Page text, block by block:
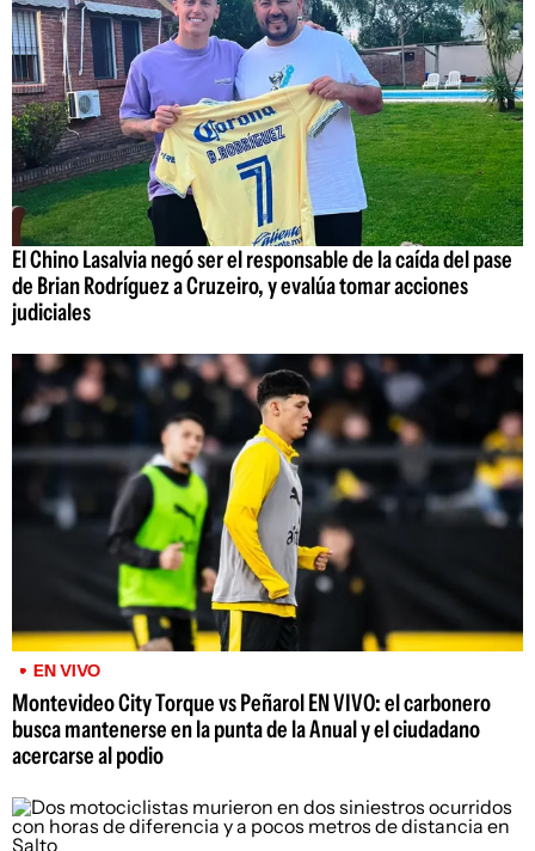
El Chino Lasalvia negó ser el responsable de la caída del pase
de Brian Rodríguez a Cruzeiro, y evalúa tomar acciones
judiciales
EN VIVO
Montevideo City Torque vs Peñarol EN VIVO: el carbonero
busca mantenerse en la punta de la Anual y el ciudadano
acercarse al podio